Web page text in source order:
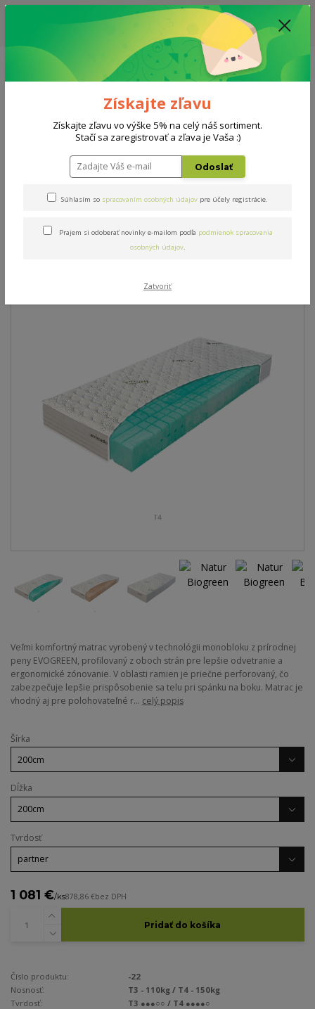
ZĽAVA: VŠETKY VYSTAVENÉ POSTELE ZA 400€ - CENA MATRACU A ROŠTU
PODĽA VÝBERU / DODACIA LEHOTA JE AKTUÁLNE 10-15 PRACOVNÝCH
Menu
0908 777 700 Po-So: 10-18 hod.
0
Matrace Natur Biogreen
Natur Biogreen
Novinka
Veľmi komfortný matrac vyrobený v technológii monobloku z prírodnej
peny EVOGREEN, profilovaný z oboch strán pre lepšie odvetranie a
ergonomické zónovanie. V oblasti ramien je priečne perforovaný, čo
zabezpečuje lepšie prispôsobenie sa telu pri spánku na boku. Matrac je
vhodný aj pre polohovateľné r... celý popis
Šírka
Dĺžka
Tvrdosť
1 081 €/ks878,86 €bez DPH
Pridať do košíka
Číslo produktu:
-22
Nosnosť:
T3 - 110kg / T4 - 150kg
Tvrdosť:
T3 ●●●○○ / T4 ●●●●○
Získajte zľavu
Získajte zľavu vo výške 5% na celý náš sortiment.
Stačí sa zaregistrovať a zľava je Vaša :)
Odoslať
Súhlasím so spracovaním osobných údajov pre účely registrácie.
Prajem si odoberať novinky e-mailom podľa podmienok spracovania
osobných údajov.
Zatvoriť